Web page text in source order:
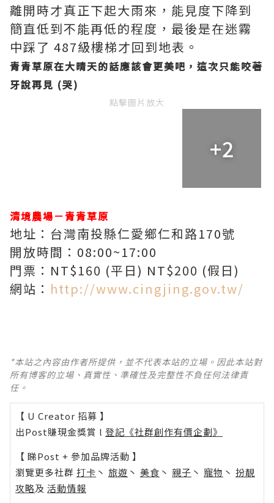
離開時才真正下起大雨來，能見度下降到
簡直低到不能再低的程度，最後是在迷霧
中踩了 487級樓梯才回到地表。
青青草原在大晴天的話應該會更美吧，這次只能咬著
牙說再見 (哭)
點擊圖片放大
+2
清境農場－青青草原
地址：台灣南投縣仁愛鄉仁和路170號
開放時間：08:00~17:00
門票：NT$160 (平日) NT$200 (假日)
網站： http://www.cingjing.gov.tw/
*本站之內容由作者所提供，並不代表本站的立場。因此本站對
所有博客的立場、真實性、準確性及完整性不負任何法律責
任。
【 U Creator 招募 】
出Post賺現金獎賞 l 登記《社群創作有價企劃》
【 睇Post + 參加品牌活動 】
瀏覽更多社群 打卡 丶 旅遊 丶 美食 丶 親子 丶 寵物 丶 扮靚
攻略及 活動情報